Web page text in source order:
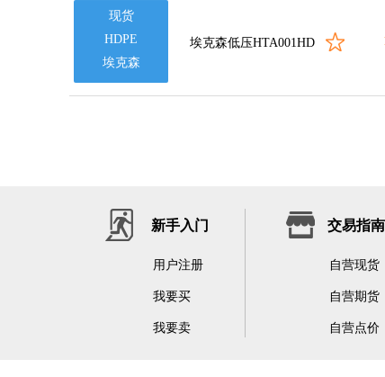
现货
HDPE
埃克森
埃克森低压HTA001HD
新手入门
用户注册
我要买
我要卖
交易指南
自营现货
自营期货
自营点价